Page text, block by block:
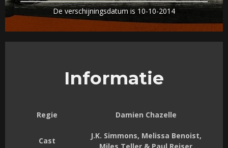
De verschijningsdatum is 10-10-2014
Informatie
Regie Damien Chazelle
Cast
J.K. Simmons, Melissa Benoist,
Miles Teller & Paul Reiser